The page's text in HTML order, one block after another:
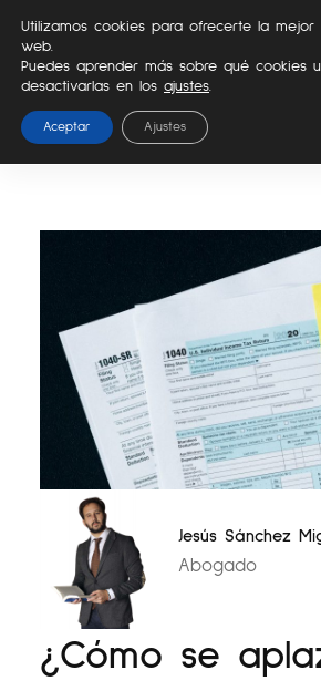
contenido
Jesús Sánchez
Abogado
¿Cómo se
Utilizamos cookies para ofrecerte la mejor
web.
Puedes aprender más sobre qué cookies
desactivarlas en los ajustes.
Aceptar Ajustes